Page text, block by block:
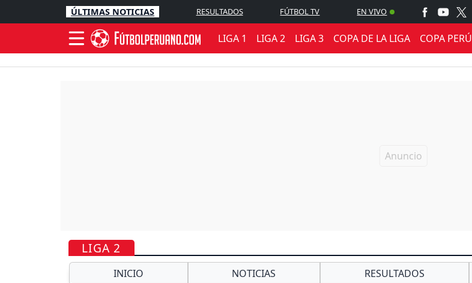
ÚLTIMAS NOTICIAS RESULTADOS FÚTBOL TV EN VIVO
LIGA 1 LIGA 2 LIGA 3 COPA DE LA LIGA COPA PERÚ
LIGA 2
INICIO NOTICIAS RESULTADOS